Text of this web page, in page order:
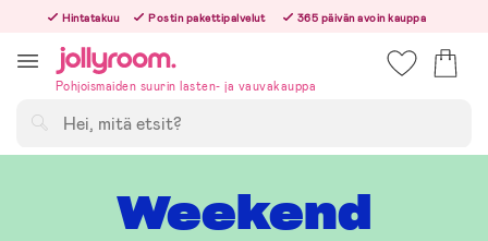
Hoppa
innehållet
Hintatakuu Postin pakettipalvelut
365 päivän avoin kauppa
Tilaa arkisin ennen klo 13.00 – lähetämme tilauksen jo samana päivänä!
Pohjoismaiden suurin lasten- ja vauvakauppa
Weekend